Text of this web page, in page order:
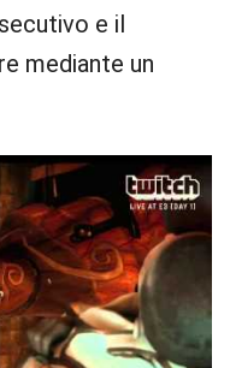
e il
mediante un